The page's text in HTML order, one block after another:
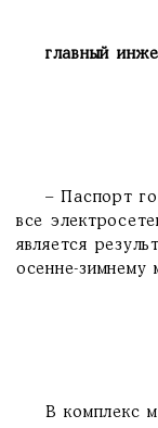
главный
– Паспорт
все
является
осенне-зимнему
В комплекс